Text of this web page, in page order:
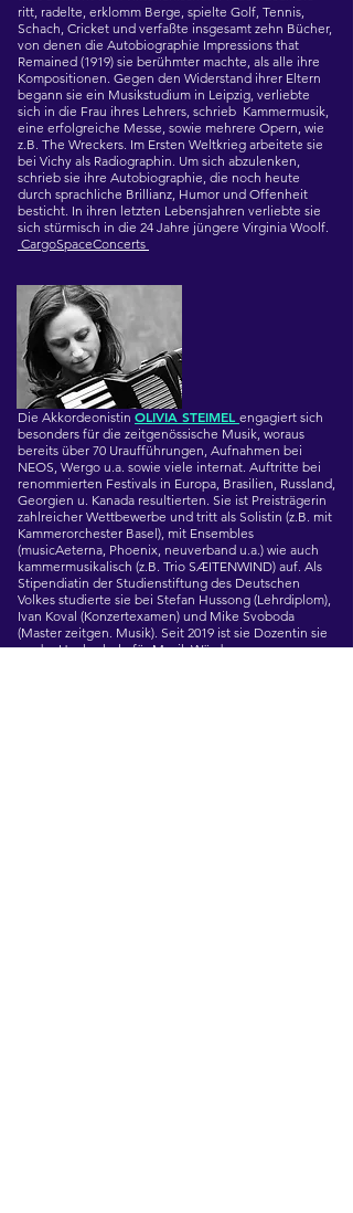
ritt, radelte, erklomm Berge, spielte Golf, Tennis,
Schach, Cricket und verfaßte insgesamt zehn Bücher,
von denen die Autobiographie Impressions that
Remained (1919) sie berühmter machte, als alle ihre
Kompositionen. Gegen den Widerstand ihrer Eltern
begann sie ein Musikstudium in Leipzig, verliebte
sich in die Frau ihres Lehrers, schrieb Kammermusik,
eine erfolgreiche Messe, sowie mehrere Opern, wie
z.B. The Wreckers. Im Ersten Weltkrieg arbeitete sie
bei Vichy als Radiographin. Um sich abzulenken,
schrieb sie ihre Autobiographie, die noch heute
durch sprachliche Brillianz, Humor und Offenheit
besticht. In ihren letzten Lebensjahren verliebte sie
sich stürmisch in die 24 Jahre jüngere Virginia Woolf.
CargoSpaceConcerts
Die Akkordeonistin OLIVIA STEIMEL engagiert sich
besonders für die zeitgenössische Musik, woraus
bereits über 70 Uraufführungen, Aufnahmen bei
NEOS, Wergo u.a. sowie viele internat. Auftritte bei
renommierten Festivals in Europa, Brasilien, Russland,
Georgien u. Kanada resultierten. Sie ist Preisträgerin
zahlreicher Wettbewerbe und tritt als Solistin (z.B. mit
Kammerorchester Basel), mit Ensembles
(musicAeterna, Phoenix, neuverband u.a.) wie auch
kammermusikalisch (z.B. Trio SÆITENWIND) auf. Als
Stipendiatin der Studienstiftung des Deutschen
Volkes studierte sie bei Stefan Hussong (Lehrdiplom),
Ivan Koval (Konzertexamen) und Mike Svoboda
(Master zeitgen. Musik). Seit 2019 ist sie Dozentin sie
an der Hochschule für Musik Würzburg.